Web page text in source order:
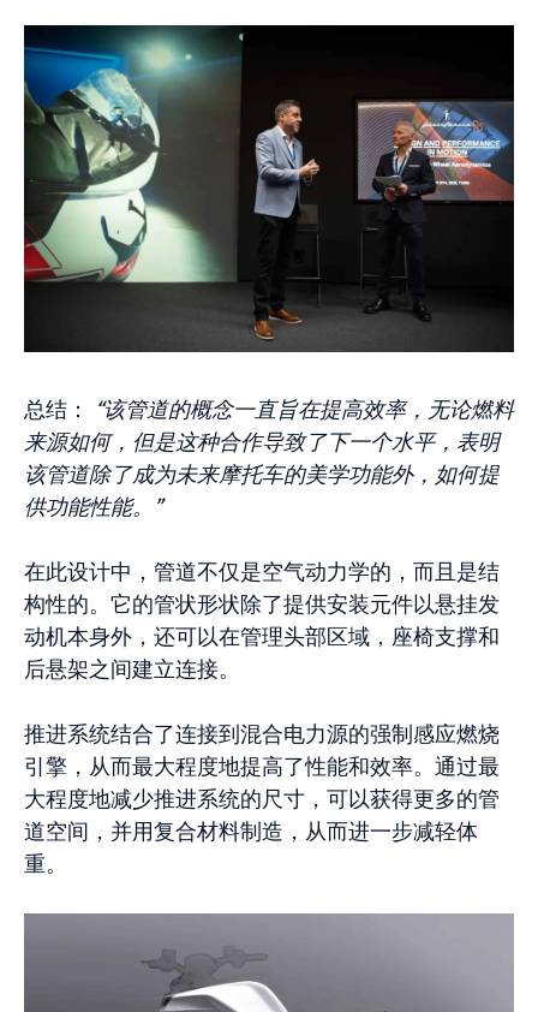
总结：
“该管道的概念一直旨在提高效率，无论燃料
来源如何，但是这种合作导致了下一个水平，表明
该管道除了成为未来摩托车的美学功能外，如何提
供功能性能。”
在此设计中，管道不仅是空气动力学的，而且是结
构性的。它的管状形状除了提供安装元件以悬挂发
动机本身外，还可以在管理头部区域，座椅支撑和
后悬架之间建立连接。
推进系统结合了连接到混合电力源的强制感应燃烧
引擎，从而最大程度地提高了性能和效率。通过最
大程度地减少推进系统的尺寸，可以获得更多的管
道空间，并用复合材料制造，从而进一步减轻体
重。